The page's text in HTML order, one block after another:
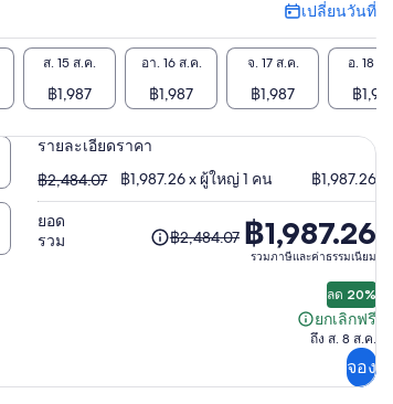
เปลี่ยนวันที่
เปลี่ยน
วัน
ที่
ส. 15 ส.ค.
฿1,987
อา. 16 ส.ค.
฿1,987
จ. 17 ส.ค.
฿1,987
อ. 18 ส.ค.
฿1,987
รายละเอียดราคา
฿2,484.07
฿2,484.07 ฿1,987.26 x ผู้ใหญ่ 1 คน ฿1,987.26
ยอด
รวม
ราคา
ปัจจุบัน
฿2,484.07 ฿1,987.26
รวมภาษีและค่าธรรมเนียม
ลด 20%
ยกเลิกฟรี
ยกเลิก
ถึง ส. 8 ส.ค.
จอง